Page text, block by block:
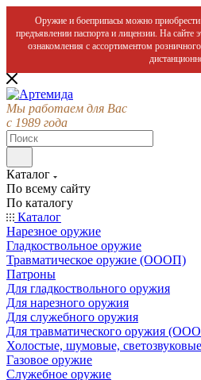
Оружие и боеприпасы можно приобрести
предъявлении паспорта и лицензии. На сайте
ознакомления с ассортиментом
Мы работаем для Вас
с 1989 года
Каталог
По всему сайту
По каталогу
Каталог
Нарезное оружие
Гладкоствольное оружие
Травматическое оружие (ОООП)
Патроны
Для гладкоствольного оружия
Для нарезного оружия
Для служебного оружия
Для травматического оружия
Холостые, шумовые, светозвуковые
Газовое оружие
Служебное оружие